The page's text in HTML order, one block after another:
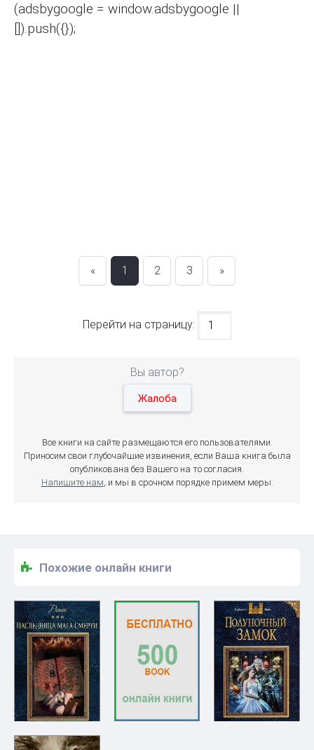
(adsbygoogle = window.adsbygoogle ||
[]).push({});
« 1 2 3 »
Перейти на страницу:
Вы автор?
Жалоба
Все книги на сайте размещаются его пользователями.
Приносим свои глубочайшие извинения, если Ваша книга была
опубликована без Вашего на то согласия.
Напишите нам, и мы в срочном порядке примем меры.
Похожие онлайн книги